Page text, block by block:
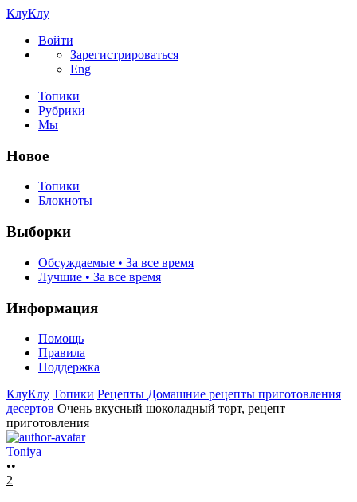
КлуКлу
Войти
Зарегистрироваться
Eng
Топики
Рубрики
Мы
Новое
Топики
Блокноты
Выборки
Обсуждаемые • За все время
Лучшие • За все время
Информация
Помощь
Правила
Поддержка
КлуКлу Топики Рецепты Домашние рецепты приготовления
десертов Очень вкусный шоколадный торт, рецепт
приготовления
Toniya
••
2